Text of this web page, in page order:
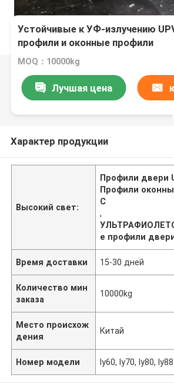
Устойчивые к УФ-излучению
профили и оконные профили
MOQ：10000kg
Лучшая цена
Характер продукции
Высокий свет:
Профили двери
Профили
C
,
е профили
Время доставки 15-30 дней
Количество мин
заказа
10000kg
Место происхож
дения
Китай
Номер модели ly60, ly70, ly80, ly88